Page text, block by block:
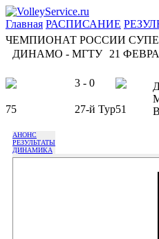
Главная РАСПИСАНИЕ
ЧЕМПИОНАТ РОССИИ
ДИНАМО - МГТУ
21
3 - 0
75 27-й Тур51
АНОНС
РЕЗУЛЬТАТЫ
ДИНАМИКА